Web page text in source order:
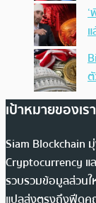
เป้าหมายของเรา
Siam Blockchain
Cryptocurrency แ
รวบรวมข้อมูลส่วนใ
แปลส่งตรงถึงฟีด